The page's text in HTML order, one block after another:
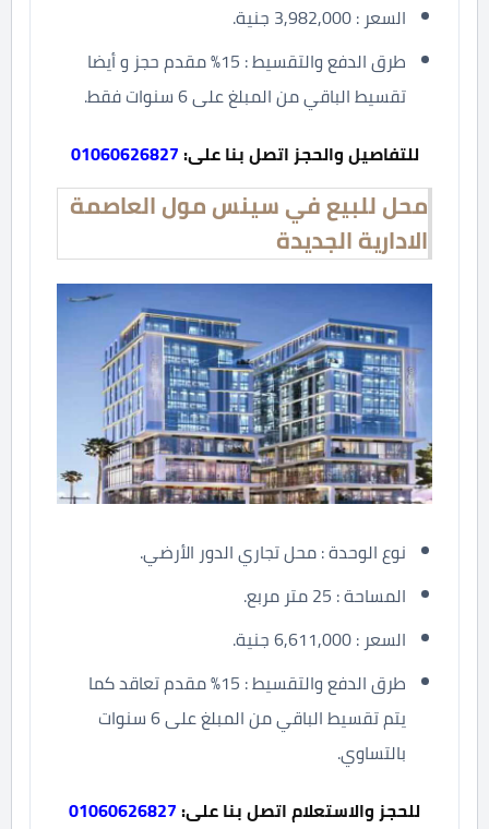
السعر : 3,982,000 جنية.
طرق الدفع والتقسيط : 15% مقدم حجز و أيضا
تقسيط الباقي من المبلغ على 6 سنوات فقط.
للتفاصيل والحجز اتصل بنا على:01060626827
محل للبيع في سينس مول العاصمة
الادارية الجديدة
نوع الوحدة : محل تجاري الدور الأرضي.
المساحة : 25 متر مربع.
السعر : 6,611,000 جنية.
طرق الدفع والتقسيط : 15% مقدم تعاقد كما
يتم تقسيط الباقي من المبلغ على 6 سنوات
بالتساوي.
للحجز والاستعلام اتصل بنا على:01060626827